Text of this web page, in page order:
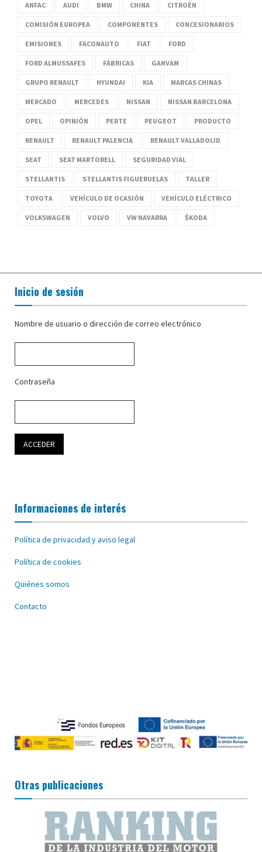
ANFAC AUDI BMW CHINA CITROËN
COMISIÓN EUROPEA COMPONENTES CONCESIONARIOS
EMISIONES FACONAUTO FIAT FORD
FORD ALMUSSAFES FÁBRICAS GANVAM
GRUPO RENAULT HYUNDAI KIA MARCAS CHINAS
MERCADO MERCEDES NISSAN NISSAN BARCELONA
OPEL OPINIÓN PERTE PEUGEOT PRODUCTO
RENAULT RENAULT PALENCIA RENAULT VALLADOLID
SEAT SEAT MARTORELL SEGURIDAD VIAL
STELLANTIS STELLANTIS FIGUERUELAS TALLER
TOYOTA VEHÍCULO DE OCASIÓN VEHÍCULO ELÉCTRICO
VOLKSWAGEN VOLVO VW NAVARRA ŠKODA
Inicio de sesión
Nombre de usuario o dirección de correo electrónico
Contraseña
Informaciones de interés
Política de privacidad y aviso legal
Política de cookies
Quiénes somos
Contacto
Otras publicaciones